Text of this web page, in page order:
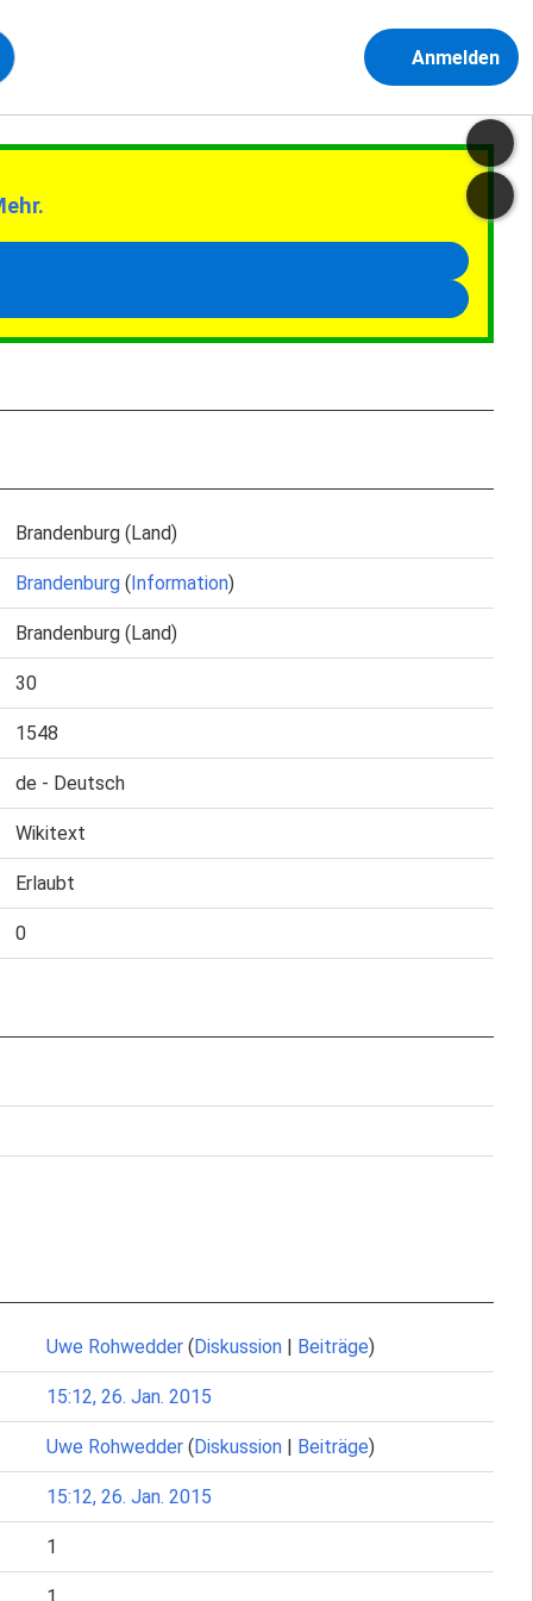
Anmelden
Brandenburg (Land)
Brandenburg (Information)
Brandenburg (Land)
30
1548
de - Deutsch
Wikitext
Erlaubt
0
Uwe Rohwedder (Diskussion | Beiträge)
15:12, 26. Jan. 2015
Uwe Rohwedder (Diskussion | Beiträge)
15:12, 26. Jan. 2015
1